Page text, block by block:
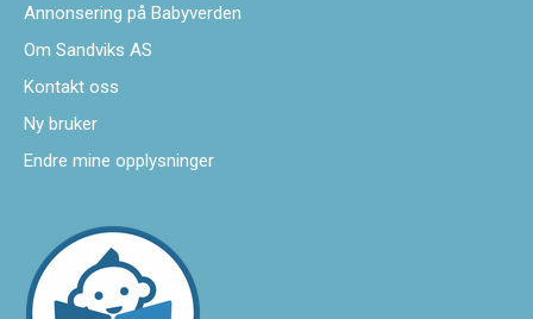
Annonsering på Babyverden
Om Sandviks AS
Kontakt oss
Ny bruker
Endre mine opplysninger